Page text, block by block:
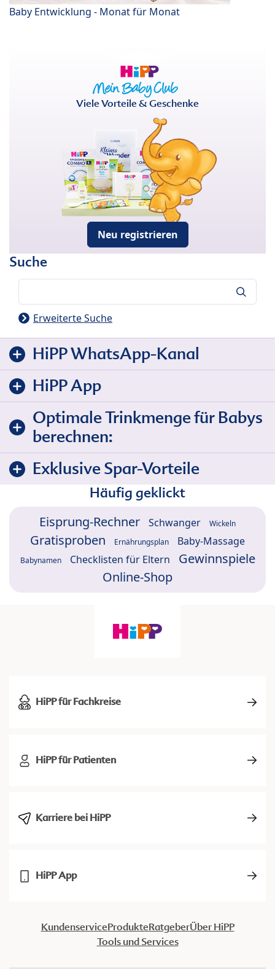
Baby Entwicklung - Monat für Monat
Viele Vorteile & Geschenke
Neu registrieren
Suche
Erweiterte Suche
HiPP WhatsApp-Kanal
HiPP App
Optimale Trinkmenge für Babys
berechnen:
Exklusive Spar-Vorteile
Häufig geklickt
Eisprung-Rechner Schwanger Wickeln
Gratisproben Ernährungsplan Baby-Massage
Babynamen Checklisten für Eltern
Gewinnspiele
Online-Shop
HiPP für Fachkreise
HiPP für Patienten
Karriere bei HiPP
HiPP App
KundenserviceProdukteRatgeberÜber HiPP
Tools und Services